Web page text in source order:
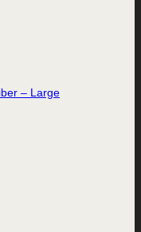
– Large